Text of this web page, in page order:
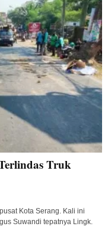
Truk
Kota Serang. Kali ini
Suwandi tepatnya Lingk.